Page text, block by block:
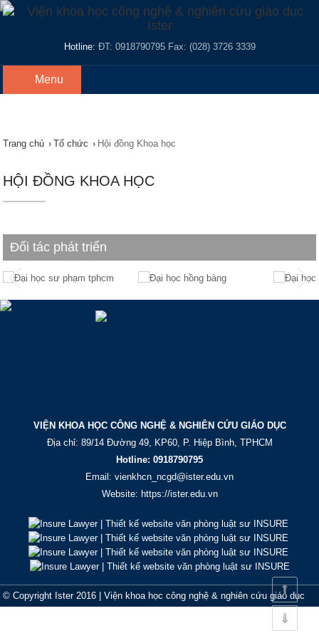
Hotline: ĐT: 0918790795 Fax: (028) 3726 3339
Menu
Trang chủ › Tổ chức › Hội đồng Khoa học
HỘI ĐỒNG KHOA HỌC
Đối tác phát triển
VIỆN KHOA HỌC CÔNG NGHỆ & NGHIÊN CỨU GIÁO DỤC
Địa chỉ: 89/14 Đường 49, KP60, P. Hiệp Bình, TPHCM
Hotline: 0918790795
Email: vienkhcn_ncgd@ister.edu.vn
Website: https://ister.edu.vn
© Copyright Ister 2016 | Viện khoa học công nghệ & nghiên cứu giáo dục